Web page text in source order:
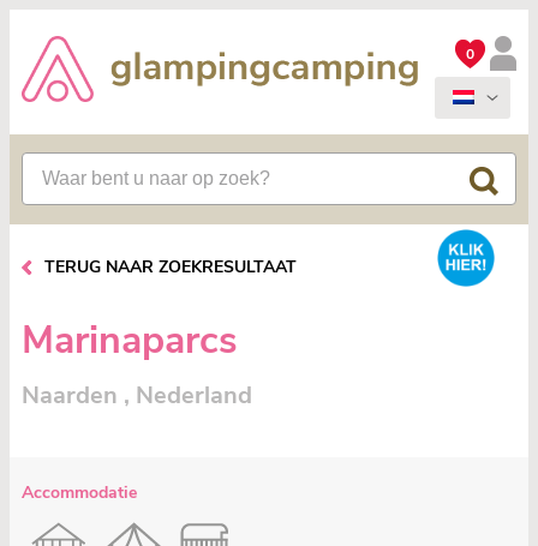
0
TERUG NAAR ZOEKRESULTAAT
Marinaparcs
Naarden , Nederland
Accommodatie